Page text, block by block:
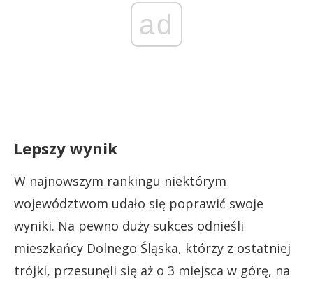
ad
Lepszy wynik
W najnowszym rankingu niektórym
województwom udało się poprawić swoje
wyniki. Na pewno duży sukces odnieśli
mieszkańcy Dolnego Śląska, którzy z ostatniej
trójki, przesunęli się aż o 3 miejsca w górę, na